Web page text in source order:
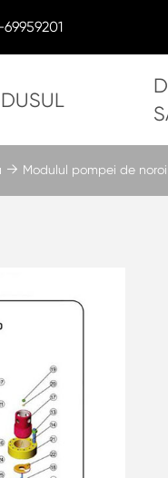
Modulul pompei de noroi